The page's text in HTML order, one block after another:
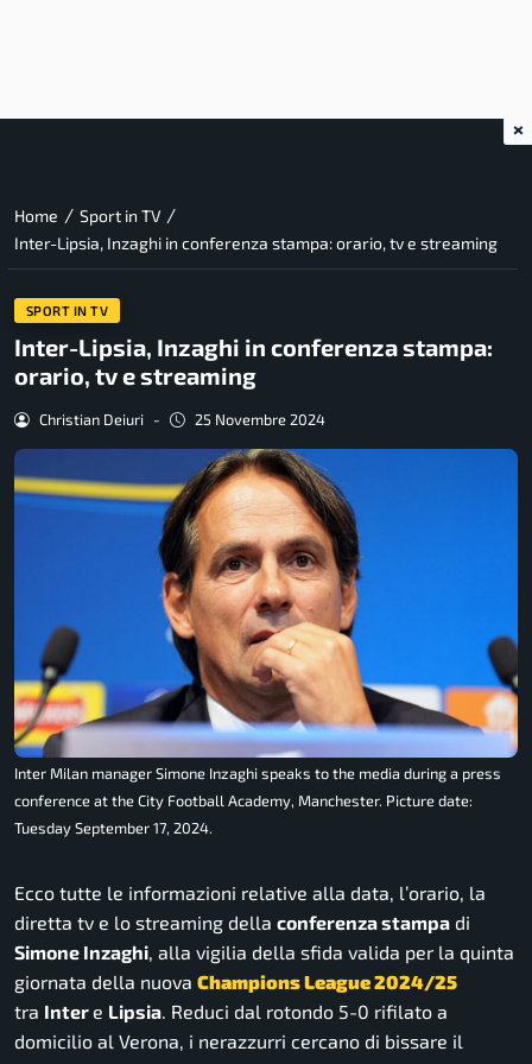
Home / Sport in TV /
Inter-Lipsia, Inzaghi in conferenza stampa: orario, tv e streaming
SPORT IN TV
Inter-Lipsia, Inzaghi in conferenza stampa:
orario, tv e streaming
Christian Deiuri - 25 Novembre 2024
Inter Milan manager Simone Inzaghi speaks to the media during a press
conference at the City Football Academy, Manchester. Picture date:
Tuesday September 17, 2024.
Ecco tutte le informazioni relative alla data, l’orario, la
diretta tv e lo streaming della conferenza stampa di
Simone Inzaghi, alla vigilia della sfida valida per la quinta
giornata della nuova Champions League 2024/25
tra Intere Lipsia. Reduci dal rotondo 5-0 rifilato a
domicilio al Verona, i nerazzurri cercano di bissare il
×